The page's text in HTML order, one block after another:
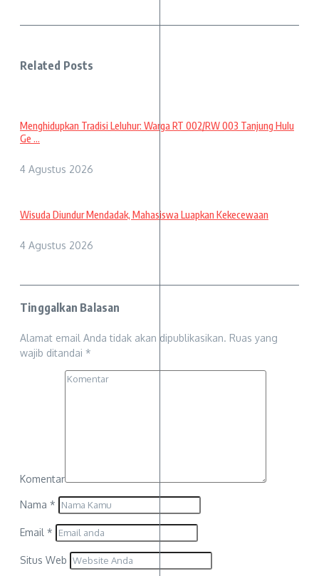
Related Posts
Menghidupkan Tradisi Leluhur: Warga RT 002/RW 003 Tanjung Hulu
Ge ...
4 Agustus 2026
Wisuda Diundur Mendadak, Mahasiswa Luapkan Kekecewaan
4 Agustus 2026
Tinggalkan Balasan
Alamat email Anda tidak akan dipublikasikan. Ruas yang
wajib ditandai *
Komentar
Nama *
Email *
Situs Web